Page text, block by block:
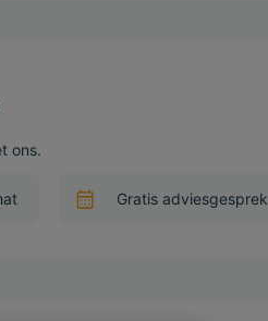
ons.
Gratis adviesgesprek